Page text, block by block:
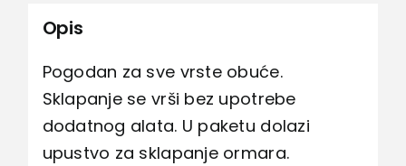
Opis
Pogodan za sve vrste obuće.
Sklapanje se vrši bez upotrebe
dodatnog alata. U paketu dolazi
upustvo za sklapanje ormara.